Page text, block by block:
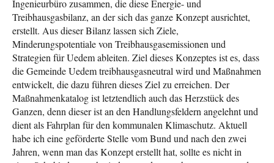
Ingenieurbüro zusammen, die diese Energie- und
Treibhausgasbilanz, an der sich das ganze Konzept ausrichtet,
erstellt. Aus dieser Bilanz lassen sich Ziele,
Minderungspotentiale von Treibhausgasemissionen und
Strategien für Uedem ableiten. Ziel dieses Konzeptes ist es, dass
die Gemeinde Uedem treibhausgasneutral wird und Maßnahmen
entwickelt, die dazu führen dieses Ziel zu erreichen. Der
Maßnahmenkatalog ist letztendlich auch das Herzstück des
Ganzen, denn dieser ist an den Handlungsfeldern angelehnt und
dient als Fahrplan für den kommunalen Klimaschutz. Aktuell
habe ich eine geförderte Stelle vom Bund und nach den zwei
Jahren, wenn man das Konzept erstellt hat, sollte es nicht in